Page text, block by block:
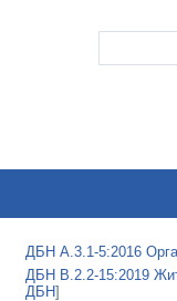
ДБН А.3.1-5:2016
ДБН В.2.2-15:2019
ДБН]